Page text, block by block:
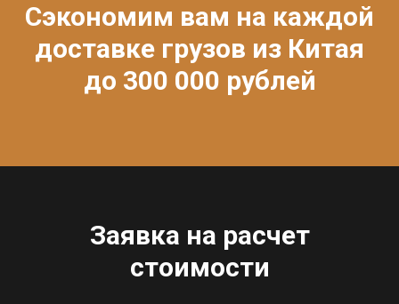
Сэкономим вам на каждой
доставке грузов из Китая
до 300 000 рублей
Заявка на расчет
стоимости